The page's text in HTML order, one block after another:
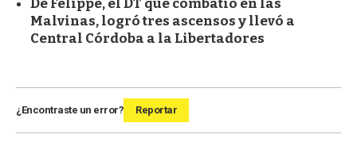
De Felippe, el DT que combatió en las
Malvinas, logró tres ascensos y llevó a
Central Córdoba a la Libertadores
¿Encontraste un error? Reportar